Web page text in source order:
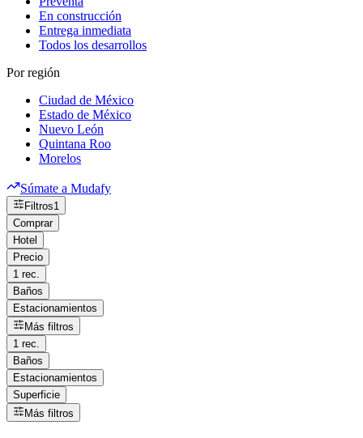
En construcción
Entrega inmediata
Todos los desarrollos
Por región
Ciudad de México
Estado de México
Nuevo León
Quintana Roo
Morelos
Súmate a Mudafy
Filtros1
Comprar
Hotel
Precio
1 rec.
Baños
Estacionamientos
Más filtros
1 rec.
Baños
Estacionamientos
Superficie
Más filtros